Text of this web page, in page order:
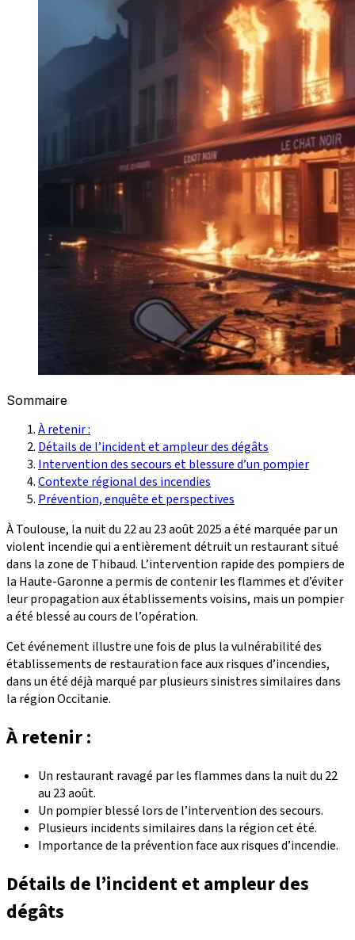
Sommaire
À retenir :
Détails de l’incident et ampleur des dégâts
Intervention des secours et blessure d’un pompier
Contexte régional des incendies
Prévention, enquête et perspectives
À Toulouse, la nuit du 22 au 23 août 2025 a été marquée par un
violent incendie qui a entièrement détruit un restaurant situé
dans la zone de Thibaud. L’intervention rapide des pompiers de
la Haute-Garonne a permis de contenir les flammes et d’éviter
leur propagation aux établissements voisins, mais un pompier
a été blessé au cours de l’opération.
Cet événement illustre une fois de plus la vulnérabilité des
établissements de restauration face aux risques d’incendies,
dans un été déjà marqué par plusieurs sinistres similaires dans
la région Occitanie.
À retenir :
Un restaurant ravagé par les flammes dans la nuit du 22
au 23 août.
Un pompier blessé lors de l’intervention des secours.
Plusieurs incidents similaires dans la région cet été.
Importance de la prévention face aux risques d’incendie.
Détails de l’incident et ampleur des
dégâts